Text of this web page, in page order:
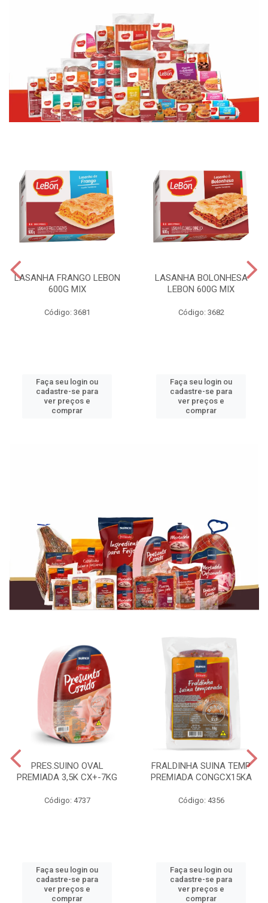
LASANHA FRANGO LEBON
600G MIX
Código: 3681
Faça seu login ou
cadastre-se para
ver preços e
comprar
LASANHA BOLONHESA
LEBON 600G MIX
Código: 3682
Faça seu login ou
cadastre-se para
ver preços e
comprar
PRES.SUINO OVAL
PREMIADA 3,5K CX+-7KG
Código: 4737
Faça seu login ou
cadastre-se para
ver preços e
comprar
FRALDINHA SUINA TEMP
PREMIADA CONGCX15KA
Código: 4356
Faça seu login ou
cadastre-se para
ver preços e
comprar